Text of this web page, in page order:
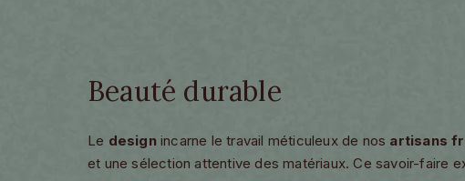
Beauté durable
Le designincarne le travail méticuleux de nos artisans
et une sélection attentive des matériaux. Ce savoir-faire